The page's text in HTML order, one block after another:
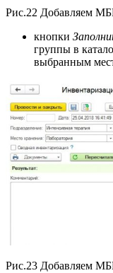
Рис.22 Добавляем
кнопки
группы в
выбранным
Рис.23 Добавляем